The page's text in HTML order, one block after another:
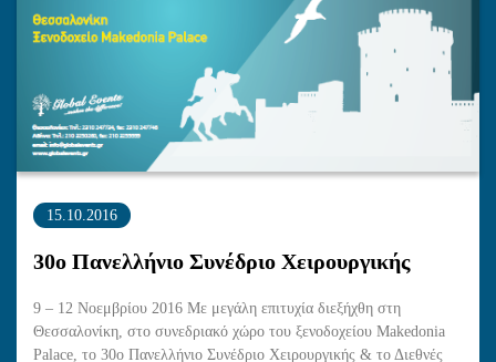
15.10.2016
30ο Πανελλήνιο Συνέδριο Χειρουργικής
9 – 12 Νοεμβρίου 2016 Με μεγάλη επιτυχία διεξήχθη στη
Θεσσαλονίκη, στο συνεδριακό χώρο του ξενοδοχείου Makedonia
Palace, το 30ο Πανελλήνιο Συνέδριο Χειρουργικής & το Διεθνές